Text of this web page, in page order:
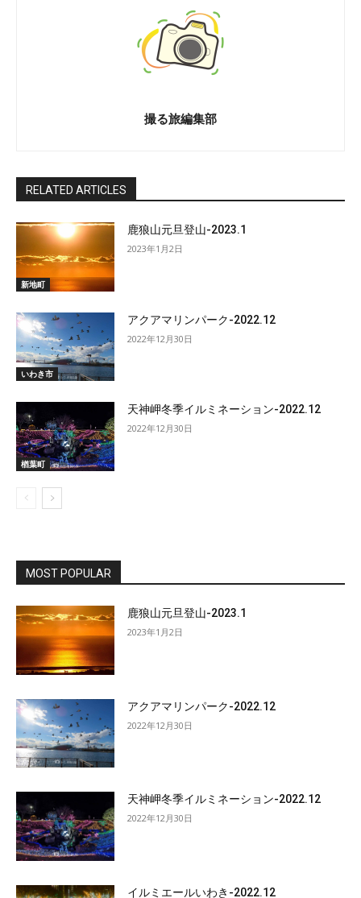
撮る旅編集部
RELATED ARTICLES
新地町
鹿狼山元旦登山-2023.1
2023年1月2日
いわき市
アクアマリンパーク-2022.12
2022年12月30日
楢葉町
天神岬冬季イルミネーション-2022.12
2022年12月30日
MOST POPULAR
鹿狼山元旦登山-2023.1
2023年1月2日
アクアマリンパーク-2022.12
2022年12月30日
天神岬冬季イルミネーション-2022.12
2022年12月30日
イルミエールいわき-2022.12